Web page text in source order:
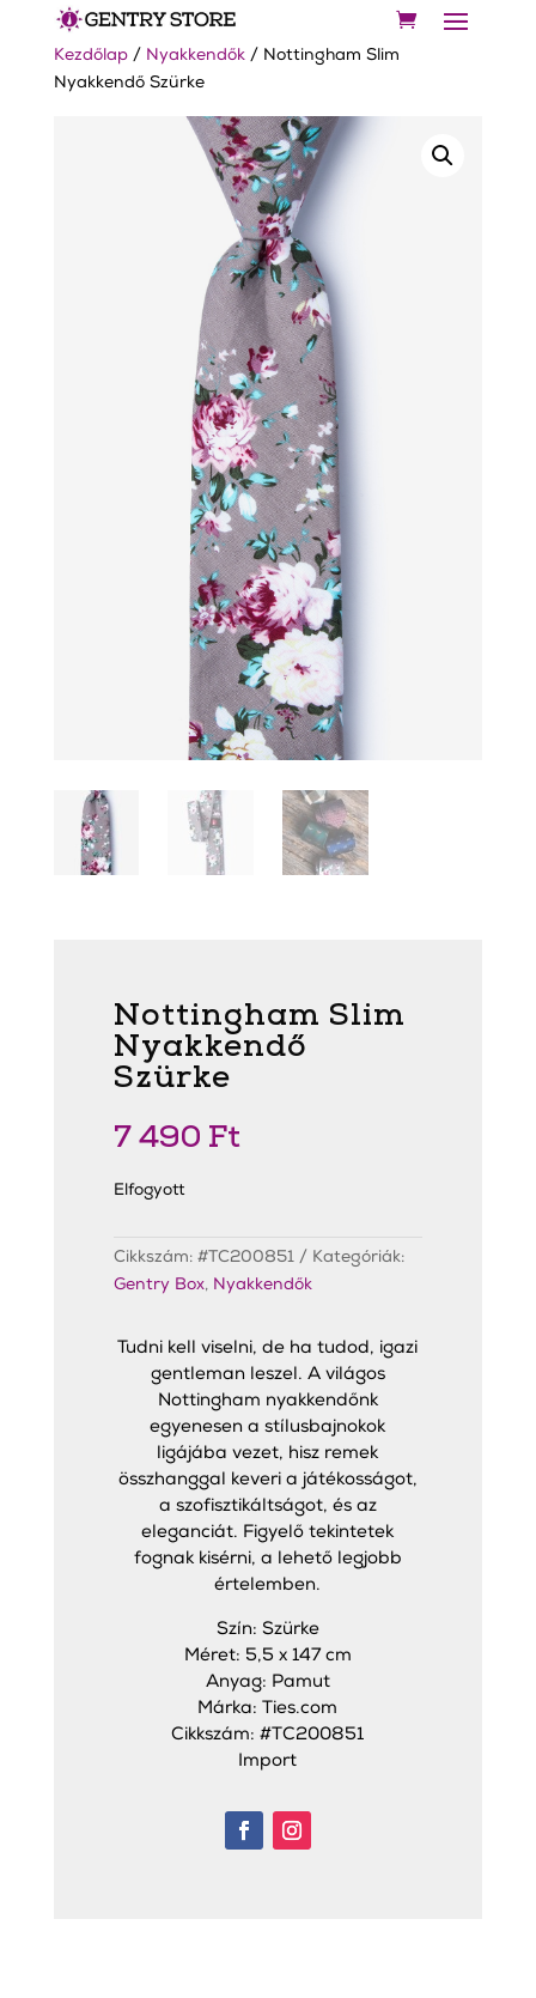
Kezdőlap/ Nyakkendők/ Nottingham Slim
Nyakkendő Szürke
Nottingham Slim
Nyakkendő
Szürke
7 490 Ft
Elfogyott
Cikkszám: #TC200851
Kategóriák:
Gentry Box, Nyakkendők
Tudni kell viselni, de ha tudod, igazi
gentleman leszel. A világos
Nottingham nyakkendőnk
egyenesen a stílusbajnokok
ligájába vezet, hisz remek
összhanggal keveri a játékosságot,
a szofisztikáltságot, és az
eleganciát. Figyelő tekintetek
fognak kisérni, a lehető legjobb
értelemben.
Szín: Szürke
Méret: 5,5 x 147 cm
Anyag: Pamut
Márka: Ties.com
Cikkszám: #TC200851
Import